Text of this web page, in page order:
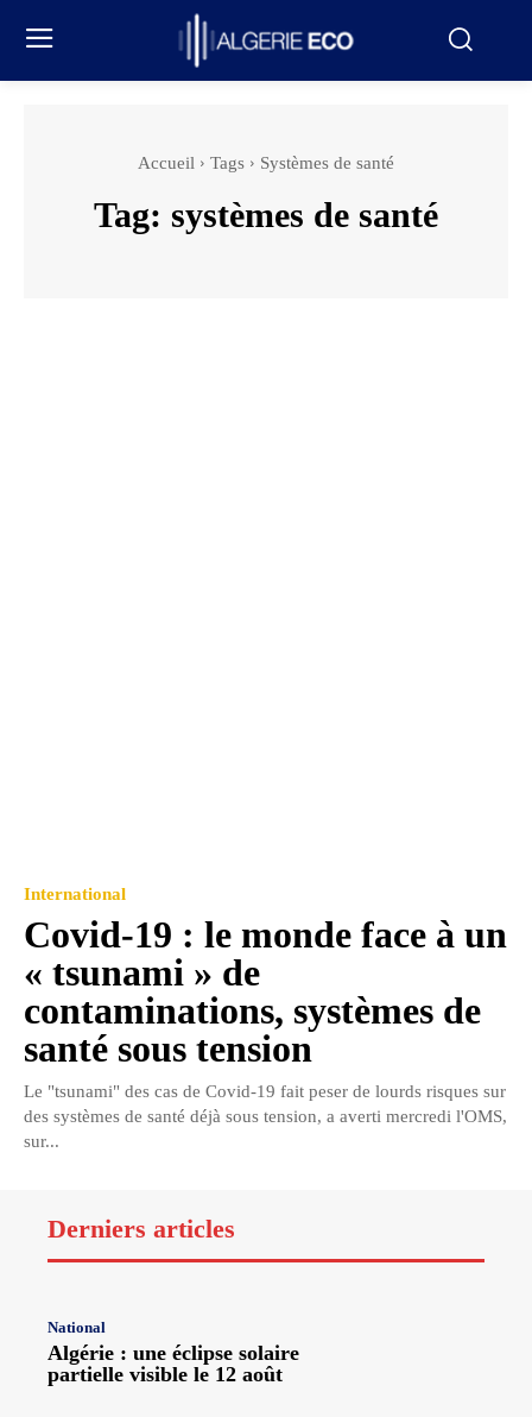
Accueil Tags Systèmes de santé
Tag: systèmes de santé
International
Covid-19 : le monde face à un
« tsunami » de
contaminations, systèmes de
santé sous tension
Le "tsunami" des cas de Covid-19 fait peser de lourds risques sur
des systèmes de santé déjà sous tension, a averti mercredi l'OMS,
sur...
Derniers articles
National
Algérie : une éclipse solaire
partielle visible le 12 août